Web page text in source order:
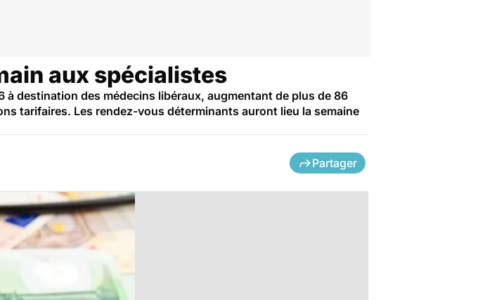
aux spécialistes
destination des médecins libéraux, augmentant de plus de 86
tarifaires. Les rendez-vous déterminants auront lieu la semaine
Partager